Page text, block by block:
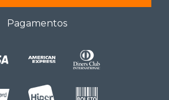
Pagamentos